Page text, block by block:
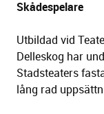
Skådespelare
Utbildad vid
Delleskog har
Stadsteaters
lång rad